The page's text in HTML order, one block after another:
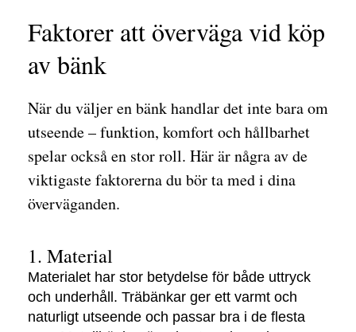
Faktorer att överväga vid köp
av bänk
När du väljer en bänk handlar det inte bara om
utseende – funktion, komfort och hållbarhet
spelar också en stor roll. Här är några av de
viktigaste faktorerna du bör ta med i dina
överväganden.
1. Material
Materialet har stor betydelse för både uttryck
och underhåll. Träbänkar ger ett varmt och
naturligt utseende och passar bra i de flesta